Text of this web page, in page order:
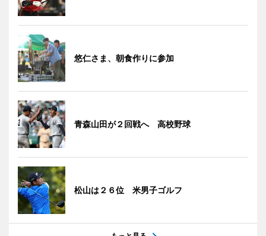
悠仁さま、朝食作りに参加
青森山田が２回戦へ 高校野球
松山は２６位 米男子ゴルフ